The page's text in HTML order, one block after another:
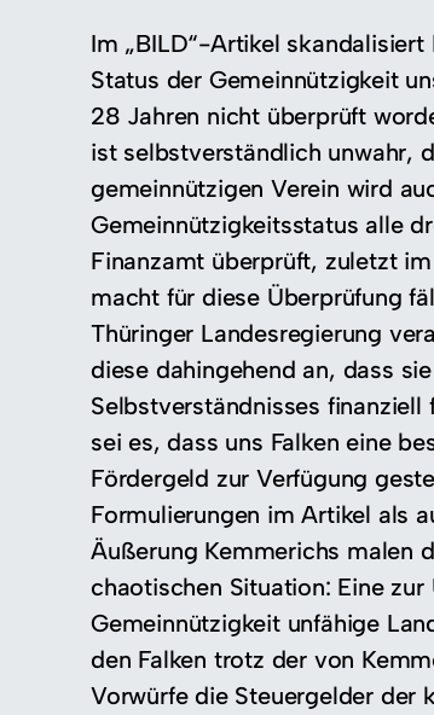
Im „BILD“-Artikel
Status der Gemeinnützigkeit
28 Jahren nicht überprüft
ist selbstverständlich unwahr,
gemeinnützigen Verein wird
Gemeinnützigkeitsstatus alle
Finanzamt überprüft, zuletzt
macht für diese Überprüfung
Thüringer Landesregierung
diese dahingehend an, dass
Selbstverständnisses finanziell
sei es, dass uns Falken eine
Fördergeld zur Verfügung
Formulierungen im Artikel als
Äußerung Kemmerichs malen
chaotischen Situation: Eine
Gemeinnützigkeit unfähige
den Falken trotz der von
Vorwürfe die Steuergelder der